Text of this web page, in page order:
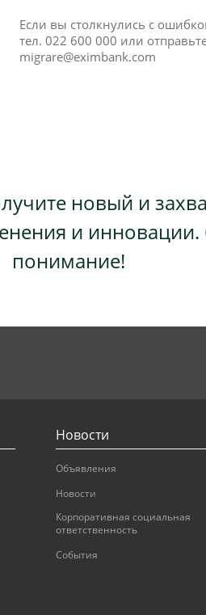
Если вы столкнулись с
тел. 022 600 000 или
migrare@eximbank.com
новый и
и
понимание!
Новости
Объявления
Новости
Корпоративная социальная
ответственность
События